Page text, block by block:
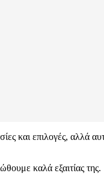
και επιλογές, αλλά
καλά εξαιτίας της.